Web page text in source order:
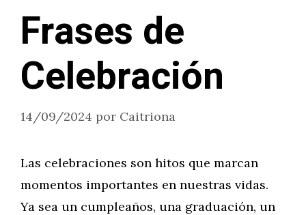
Frases de
Celebración
14/09/2024 por Caitriona
Las celebraciones son hitos que marcan
momentos importantes en nuestras vidas.
Ya sea un cumpleaños, una graduación, un